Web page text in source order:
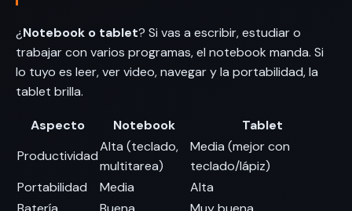
¿Notebook o tablet? Si vas a escribir, estudiar o
trabajar con varios programas, el notebook manda. Si
lo tuyo es leer, ver video, navegar y la portabilidad, la
tablet brilla.
Aspecto Notebook
Tablet
Productividad
Alta (teclado,
multitarea)
Media (mejor con
teclado/lápiz)
Portabilidad
Media
Alta